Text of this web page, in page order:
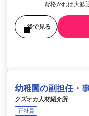
資格がれば大歓
後で見る
幼稚園の副担任・
クズオカ人材紹介所
正社員